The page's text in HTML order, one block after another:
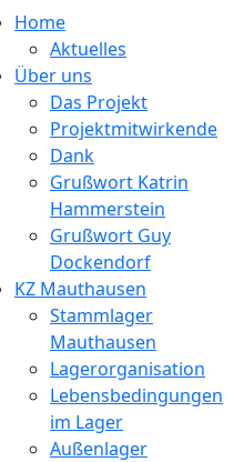
Home
Aktuelles
Über uns
Das Projekt
Projektmitwirkende
Dank
Grußwort Katrin
Hammerstein
Grußwort Guy
Dockendorf
KZ Mauthausen
Stammlager
Mauthausen
Lagerorganisation
Lebensbedingungen
im Lager
Außenlager